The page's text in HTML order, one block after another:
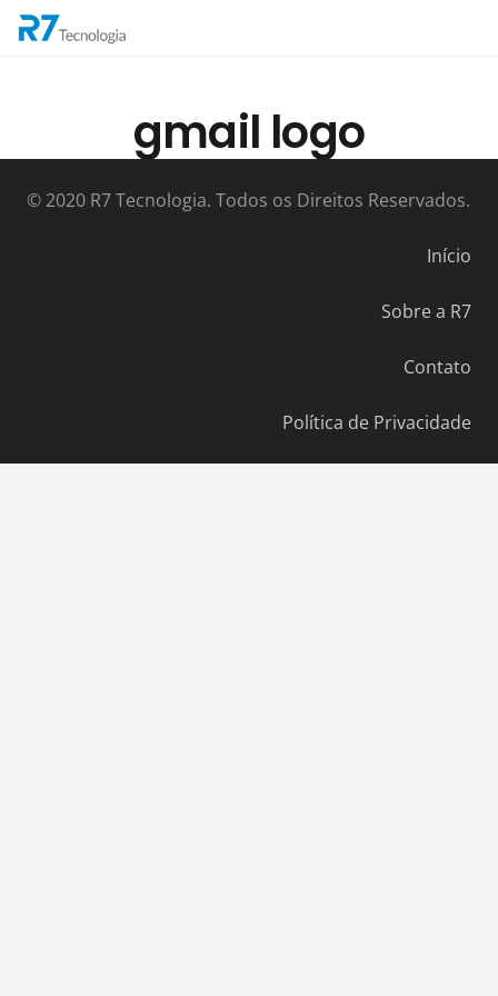
gmail logo
© 2020 R7 Tecnologia. Todos os Direitos Reservados.
Início
Sobre a R7
Contato
Política de Privacidade